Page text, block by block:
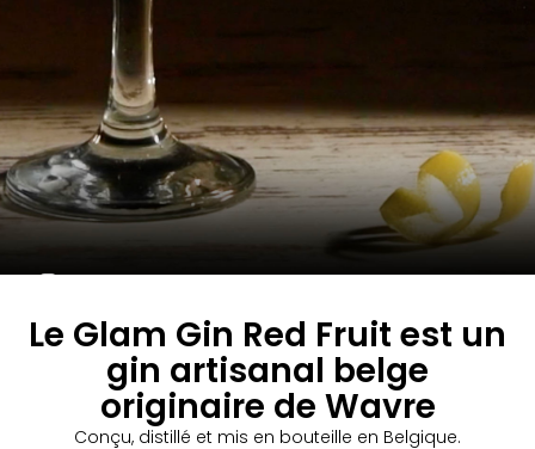
Le Glam Gin Red Fruit est un
gin artisanal belge
originaire de Wavre
Conçu, distillé et mis en bouteille en Belgique.